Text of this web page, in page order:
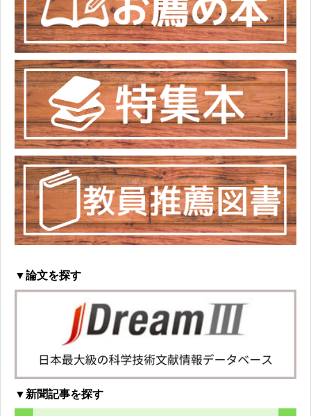
▼論文を探す
▼新聞記事を探す